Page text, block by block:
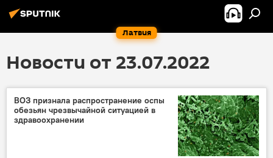
Латвия
Новости от 23.07.2022
ВОЗ признала распространение оспы
обезьян чрезвычайной ситуацией в
здравоохранении